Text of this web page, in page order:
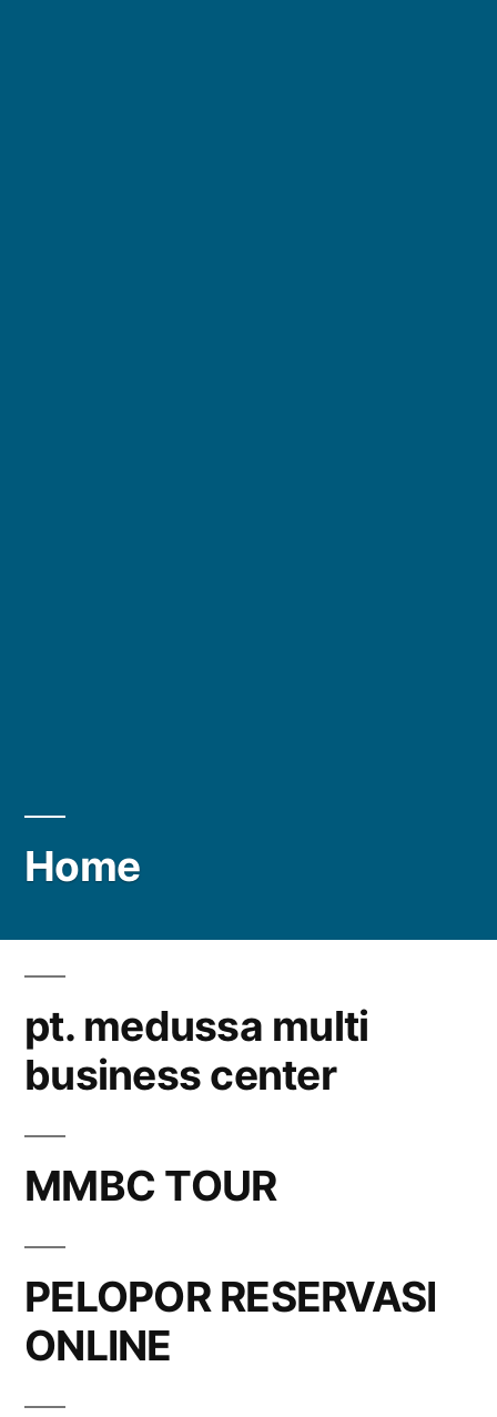
Home
pt. medussa multi
business center
MMBC TOUR
PELOPOR RESERVASI
ONLINE